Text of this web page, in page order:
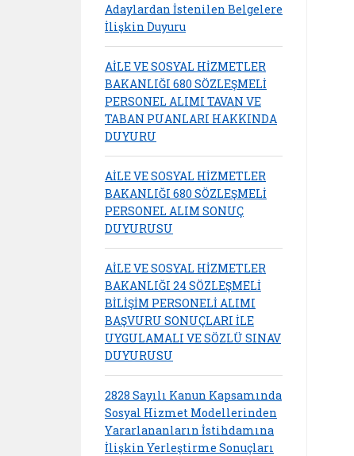
Adaylardan İstenilen Belgelere
İlişkin Duyuru
AİLE VE SOSYAL HİZMETLER
BAKANLIĞI 680 SÖZLEŞMELİ
PERSONEL ALIMI TAVAN VE
TABAN PUANLARI HAKKINDA
DUYURU
AİLE VE SOSYAL HİZMETLER
BAKANLIĞI 680 SÖZLEŞMELİ
PERSONEL ALIM SONUÇ
DUYURUSU
AİLE VE SOSYAL HİZMETLER
BAKANLIĞI 24 SÖZLEŞMELİ
BİLİŞİM PERSONELİ ALIMI
BAŞVURU SONUÇLARI İLE
UYGULAMALI VE SÖZLÜ SINAV
DUYURUSU
2828 Sayılı Kanun Kapsamında
Sosyal Hizmet Modellerinden
Yararlananların İstihdamına
İlişkin Yerleştirme Sonuçları